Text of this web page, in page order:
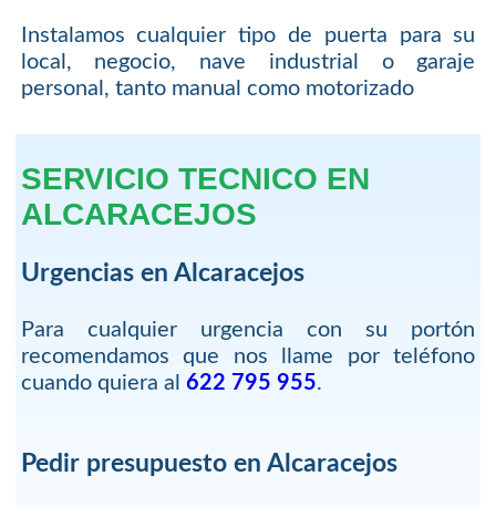
Instalamos cualquier tipo de puerta para su
local, negocio, nave industrial o garaje
personal, tanto manual como motorizado
SERVICIO TECNICO EN
ALCARACEJOS
Urgencias en Alcaracejos
Para cualquier urgencia con su portón
recomendamos que nos llame por teléfono
cuando quiera al 622 795 955.
Pedir presupuesto en Alcaracejos